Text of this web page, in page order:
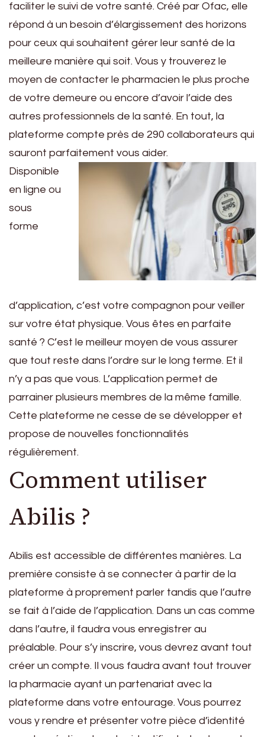
faciliter le suivi de votre santé. Créé par Ofac, elle
répond à un besoin d’élargissement des horizons
pour ceux qui souhaitent gérer leur santé de la
meilleure manière qui soit. Vous y trouverez le
moyen de contacter le pharmacien le plus proche
de votre demeure ou encore d’avoir l’aide des
autres professionnels de la santé. En tout, la
plateforme compte près de 290 collaborateurs qui
sauront parfaitement vous aider.
Disponible
en ligne ou
sous
forme
d’application, c’est votre compagnon pour veiller
sur votre état physique. Vous êtes en parfaite
santé ? C’est le meilleur moyen de vous assurer
que tout reste dans l’ordre sur le long terme. Et il
n’y a pas que vous. L’application permet de
parrainer plusieurs membres de la même famille.
Cette plateforme ne cesse de se développer et
propose de nouvelles fonctionnalités
régulièrement.
Comment utiliser
Abilis ?
Abilis est accessible de différentes manières. La
première consiste à se connecter à partir de la
plateforme à proprement parler tandis que l’autre
se fait à l’aide de l’application. Dans un cas comme
dans l’autre, il faudra vous enregistrer au
préalable. Pour s’y inscrire, vous devrez avant tout
créer un compte. Il vous faudra avant tout trouver
la pharmacie ayant un partenariat avec la
plateforme dans votre entourage. Vous pourrez
vous y rendre et présenter votre pièce d’identité